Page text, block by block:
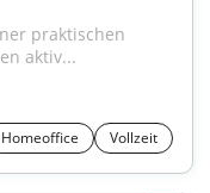
praktischen
aktiv...
Homeoffice Vollzeit